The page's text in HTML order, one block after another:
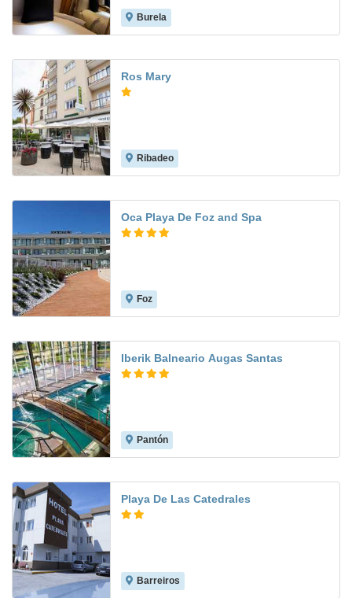
Burela
Ros Mary
Ribadeo
Oca Playa De Foz and Spa
Foz
Iberik Balneario Augas Santas
Pantón
Playa De Las Catedrales
Barreiros